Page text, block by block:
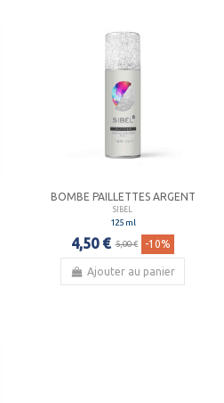
BOMBE PAILLETTES ARGENT
SIBEL
125 ml
4,50 € 5,00 € -10%
Ajouter au panier